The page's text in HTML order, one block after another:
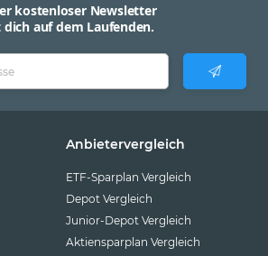
kostenloser Newsletter
dich auf dem Laufenden.
Anbietervergleich
ETF-Sparplan Vergleich
Depot Vergleich
Junior-Depot Vergleich
Aktiensparplan Vergleich